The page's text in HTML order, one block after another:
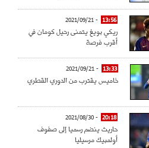
13:56
- 2021/09/21
ريكي بويغ يتمنى رحيل كومان في
أقرب فرصة
13:33
- 2021/09/21
خاميس يقترب من الدوري القطري
20:18
- 2021/08/30
حاريث ينضم رسميا إلى صفوف
أولمبيك مرسيليا